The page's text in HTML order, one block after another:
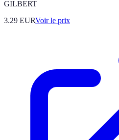
GILBERT
3.29 EURVoir le prix